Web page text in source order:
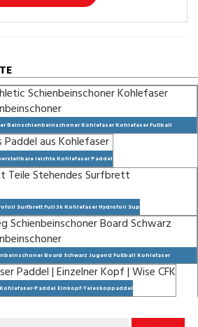
Beinschienbeinschoner Kohlefaser Kohlefaser Fußball
Schienbeinschoner
leichte Kohlefaser Paddel
Surfbrett Full 3k Kohlefaser Hydrofoil Sup
Board Schwarz Jugend Fußball Kohlefaser
Schienbeinschoner
Paddel Einkopf-Teleskoppaddel